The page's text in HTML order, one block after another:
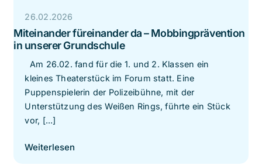
26.02.2026
Miteinander füreinander da – Mobbingprävention
in unserer Grundschule
Am 26.02. fand für die 1. und 2. Klassen ein
kleines Theaterstück im Forum statt. Eine
Puppenspielerin der Polizeibühne, mit der
Unterstützung des Weißen Rings, führte ein Stück
vor, [...]
Weiterlesen